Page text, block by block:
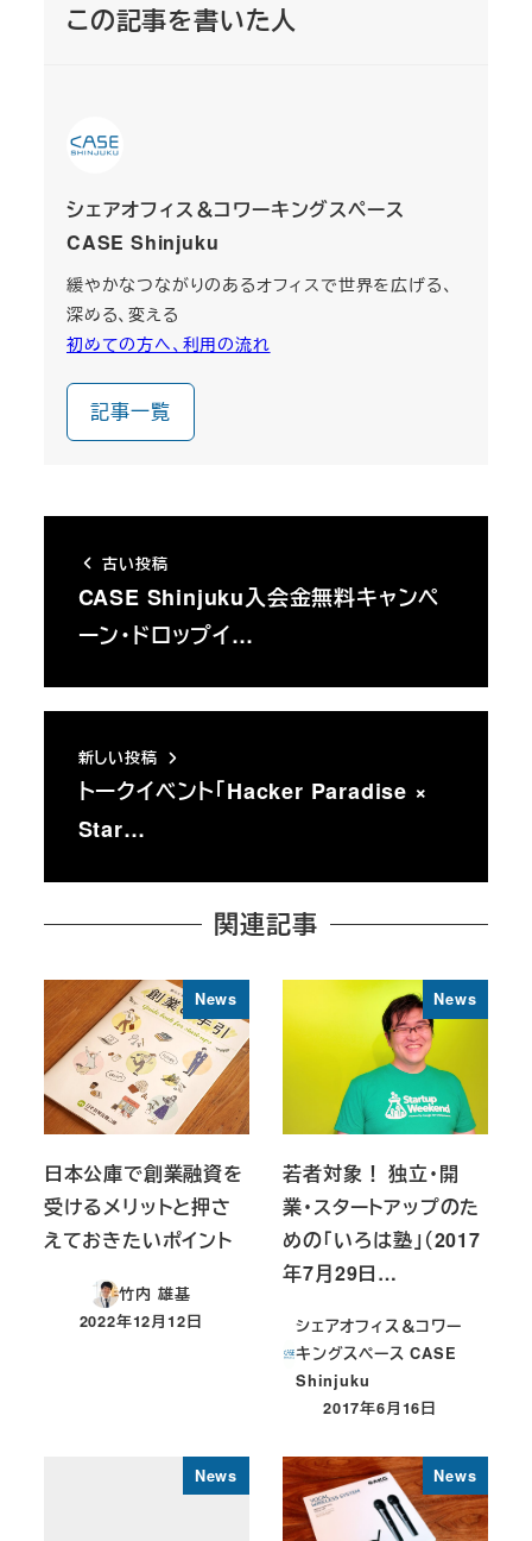
この記事を書いた人
シェアオフィス＆コワーキングスペース
CASE Shinjuku
緩やかなつながりのあるオフィスで世界を広げる、
深める、変える
初めての方へ、利用の流れ
記事一覧
古い投稿
CASE Shinjuku入会金無料キャンペ
ーン・ドロップイ…
新しい投稿
トークイベント「Hacker Paradise ×
Star…
関連記事
News
日本公庫で創業融資を
受けるメリットと押さ
えておきたいポイント
竹内 雄基
投稿日
2022年12月12日
News
若者対象！ 独立・開
業・スタートアップのた
めの「いろは塾」（2017
年7月29日…
シェアオフィス＆コワー
キングスペース CASE
Shinjuku
投稿日
2017年6月16日
News News